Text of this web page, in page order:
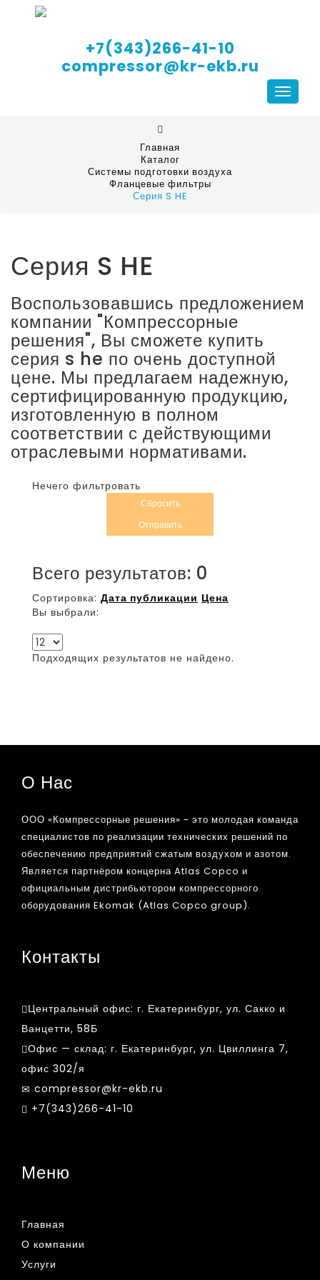
+7(343)266-41-10
compressor@kr-ekb.ru
Главная
Каталог
Системы подготовки воздуха
Фланцевые фильтры
Серия S HE
Серия S HE
Воспользовавшись предложением
компании "Компрессорные
решения", Вы сможете купить
серия s he по очень доступной
цене. Мы предлагаем надежную,
сертифицированную продукцию,
изготовленную в полном
соответствии с действующими
отраслевыми нормативами.
Нечего фильтровать
Сбросить
Отправить
Всего результатов: 0
Сортировка: Дата публикации Цена
Вы выбрали:
Подходящих результатов не найдено.
О Нас
ООО «Компрессорные решения» - это молодая команда
специалистов по реализации технических решений по
обеспечению предприятий сжатым воздухом и азотом.
Является партнёром концерна Atlas Copco и
официальным дистрибьютором компрессорного
оборудования Ekomak (Atlas Copco group).
Контакты
Центральный офис: г. Екатеринбург, ул. Сакко и
Ванцетти, 58Б
Офис — склад: г. Екатеринбург, ул. Цвиллинга 7,
офис 302/я
compressor@kr-ekb.ru
+7(343)266-41-10
Меню
Главная
О компании
Услуги